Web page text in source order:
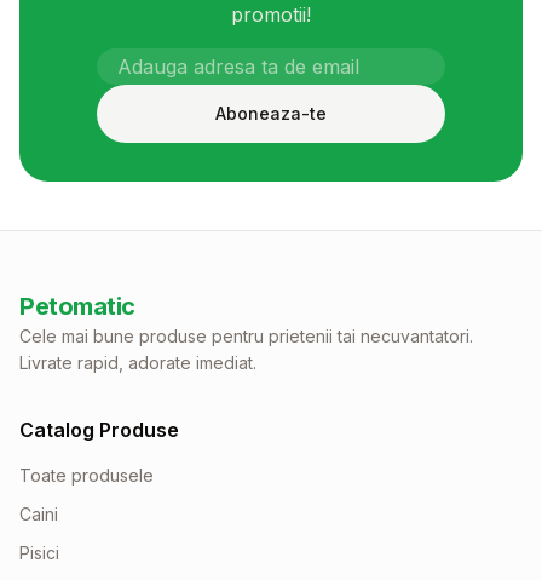
promotii!
Aboneaza-te
Petomatic
Cele mai bune produse pentru prietenii tai necuvantatori.
Livrate rapid, adorate imediat.
Catalog Produse
Toate produsele
Caini
Pisici